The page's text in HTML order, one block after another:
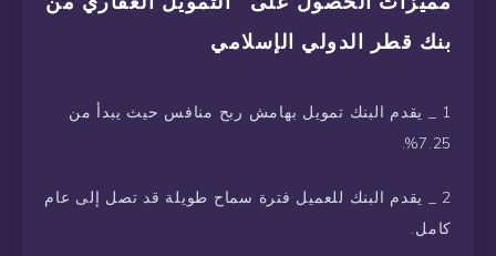
بنك قطر الدولي الإسلامي
1 _ يقدم البنك تمويل بهامش ربح منافس حيث يبدأ من
7.25%.
2 _ يقدم البنك للعميل فترة سماح طويلة قد تصل إلى عام
كامل.